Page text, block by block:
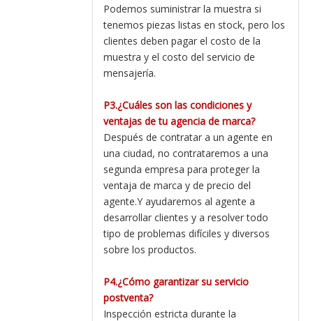
Podemos suministrar la muestra si
tenemos piezas listas en stock, pero los
clientes deben pagar el costo de la
muestra y el costo del servicio de
mensajería.
P3.¿Cuáles son las condiciones y
ventajas de tu agencia de marca?
Después de contratar a un agente en
una ciudad, no contrataremos a una
segunda empresa para proteger la
ventaja de marca y de precio del
agente.Y ayudaremos al agente a
desarrollar clientes y a resolver todo
tipo de problemas difíciles y diversos
sobre los productos.
P4.¿Cómo garantizar su servicio
postventa?
Inspección estricta durante la